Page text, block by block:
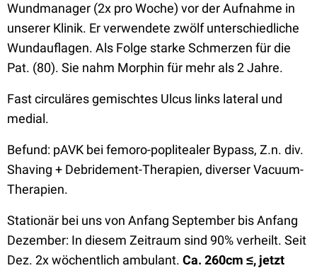
Wundmanager (2x pro Woche) vor der Aufnahme in
unserer Klinik. Er verwendete zwölf unterschiedliche
Wundauflagen. Als Folge starke Schmerzen für die
Pat. (80). Sie nahm Morphin für mehr als 2 Jahre.
Fast circuläres gemischtes Ulcus links lateral und
medial.
Befund: pAVK bei femoro-poplitealer Bypass, Z.n. div.
Shaving + Debridement-Therapien, diverser Vacuum-
Therapien.
Stationär bei uns von Anfang September bis Anfang
Dezember: In diesem Zeitraum sind 90% verheilt. Seit
Dez. 2x wöchentlich ambulant. Ca. 260cm ≤, jetzt